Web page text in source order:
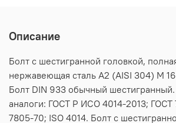
Описание
Болт с шестигранной головкой,
нержавеющая сталь А2 (AISI 304) M
Болт DIN 933 обычный
аналоги: ГОСТ Р ИСО 4014-2013; ГОСТ
7805-70; ISO 4014. Болт с